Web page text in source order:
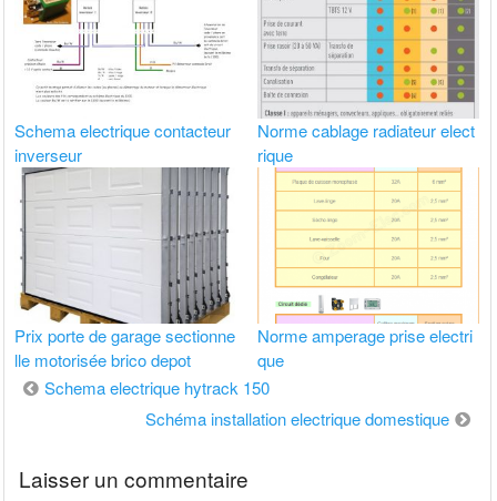
Schema electrique contacteur
inverseur
Norme cablage radiateur elect
rique
Prix porte de garage sectionne
lle motorisée brico depot
Norme amperage prise electri
que
Navigation
Schema electrique hytrack 150
Schéma installation electrique domestique
Laisser un commentaire